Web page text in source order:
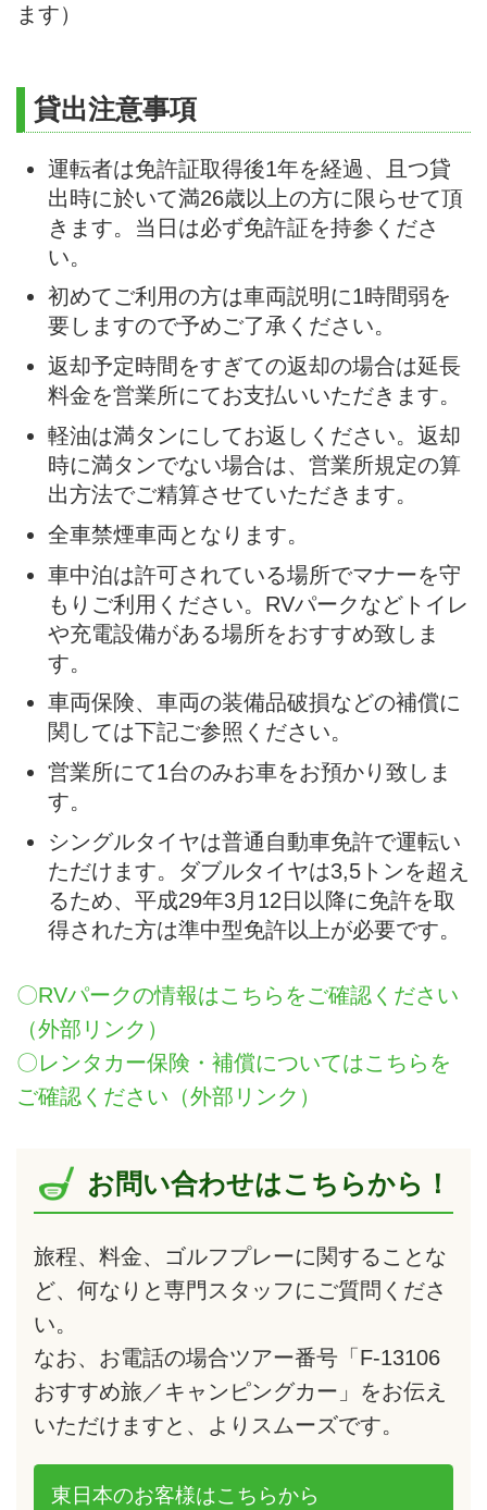
ます）
貸出注意事項
運転者は免許証取得後1年を経過、且つ貸
出時に於いて満26歳以上の方に限らせて頂
きます。当日は必ず免許証を持参くださ
い。
初めてご利用の方は車両説明に1時間弱を
要しますので予めご了承ください。
返却予定時間をすぎての返却の場合は延長
料金を営業所にてお支払いいただきます。
軽油は満タンにしてお返しください。返却
時に満タンでない場合は、営業所規定の算
出方法でご精算させていただきます。
全車禁煙車両となります。
車中泊は許可されている場所でマナーを守
もりご利用ください。RVパークなどトイレ
や充電設備がある場所をおすすめ致しま
す。
車両保険、車両の装備品破損などの補償に
関しては下記ご参照ください。
営業所にて1台のみお車をお預かり致しま
す。
シングルタイヤは普通自動車免許で運転い
ただけます。ダブルタイヤは3,5トンを超え
るため、平成29年3月12日以降に免許を取
得された方は準中型免許以上が必要です。
〇RVパークの情報はこちらをご確認ください
（外部リンク）
〇レンタカー保険・補償についてはこちらを
ご確認ください（外部リンク）
お問い合わせはこちらから！
旅程、料金、ゴルフプレーに関することな
ど、何なりと専門スタッフにご質問くださ
い。
なお、お電話の場合ツアー番号「F-13106
おすすめ旅／キャンピングカー」をお伝え
いただけますと、よりスムーズです。
東日本のお客様はこちらから